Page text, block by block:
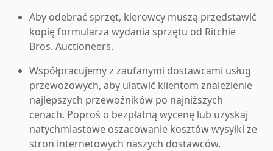
Aby odebrać sprzęt, kierowcy muszą przedstawić
kopię formularza wydania sprzętu od Ritchie
Bros. Auctioneers.
Współpracujemy z zaufanymi dostawcami usług
przewozowych, aby ułatwić klientom znalezienie
najlepszych przewoźników po najniższych
cenach. Poproś o bezpłatną wycenę lub uzyskaj
natychmiastowe oszacowanie kosztów wysyłki ze
stron internetowych naszych dostawców.